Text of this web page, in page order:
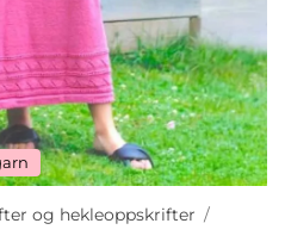
og hekleoppskrifter /